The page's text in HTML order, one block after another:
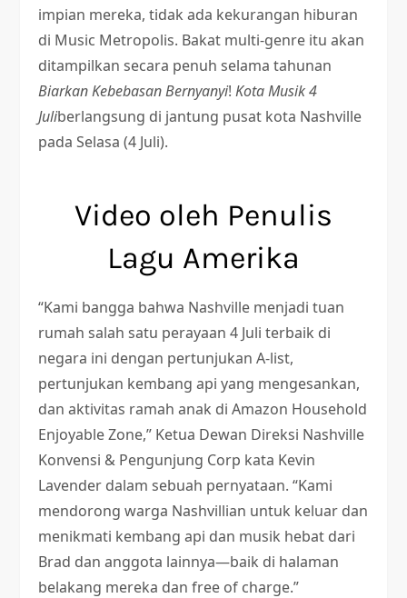
impian mereka, tidak ada kekurangan hiburan
di Music Metropolis. Bakat multi-genre itu akan
ditampilkan secara penuh selama tahunan
Biarkan Kebebasan Bernyanyi!Kota Musik 4
Juliberlangsung di jantung pusat kota Nashville
pada Selasa (4 Juli).
Video oleh Penulis
Lagu Amerika
“Kami bangga bahwa Nashville menjadi tuan
rumah salah satu perayaan 4 Juli terbaik di
negara ini dengan pertunjukan A-list,
pertunjukan kembang api yang mengesankan,
dan aktivitas ramah anak di Amazon Household
Enjoyable Zone,” Ketua Dewan Direksi Nashville
Konvensi & Pengunjung Corp kata Kevin
Lavender dalam sebuah pernyataan. “Kami
mendorong warga Nashvillian untuk keluar dan
menikmati kembang api dan musik hebat dari
Brad dan anggota lainnya—baik di halaman
belakang mereka dan free of charge.”